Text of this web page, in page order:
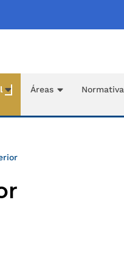
Áreas Normativa